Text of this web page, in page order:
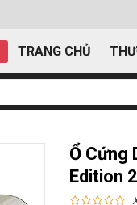
TRANG CHỦ
Ổ Cứng
Edition